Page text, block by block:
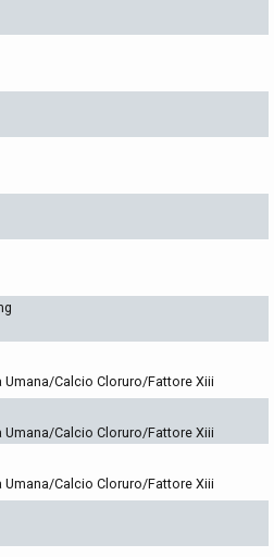
Calcio Cloruro/Fattore Xiii
Calcio Cloruro/Fattore Xiii
Calcio Cloruro/Fattore Xiii